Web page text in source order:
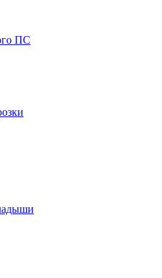
ПС